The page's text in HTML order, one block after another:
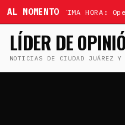
AL MOMENTOÚLTIMA HORA:
LÍDER DE
NOTICIAS DE CIUDAD JUÁREZ Y